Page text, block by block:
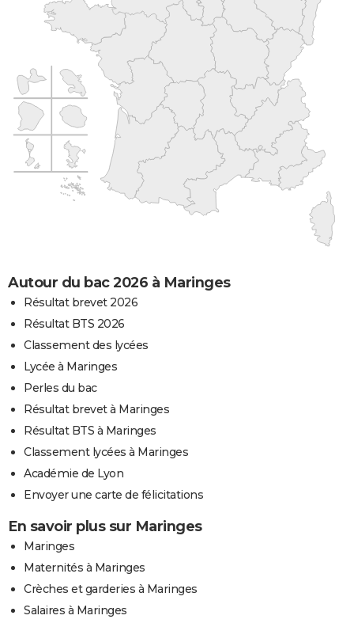
Autour du bac 2026 à Maringes
Résultat brevet 2026
Résultat BTS 2026
Classement des lycées
Lycée à Maringes
Perles du bac
Résultat brevet à Maringes
Résultat BTS à Maringes
Classement lycées à Maringes
Académie de Lyon
Envoyer une carte de félicitations
En savoir plus sur Maringes
Maringes
Maternités à Maringes
Crèches et garderies à Maringes
Salaires à Maringes